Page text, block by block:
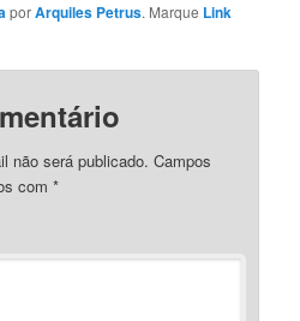
porArquiles Petrus. Marque Link
não será publicado. Campos
com*